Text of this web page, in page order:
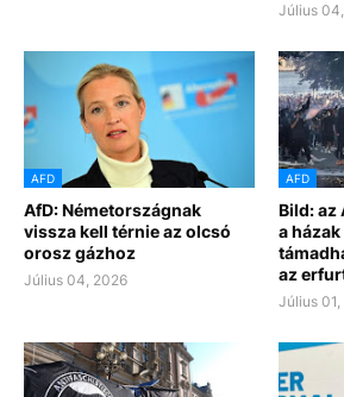
Július
AFD
AfD: Németországnak
vissza kell térnie az olcsó
orosz gázhoz
Július 04, 2026
AFD
Bild: az
a
az
Július